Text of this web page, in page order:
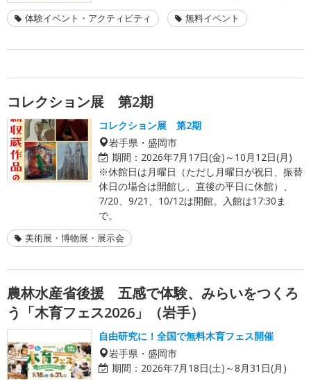
体験イベント・アクティビティ 無料イベント
コレクション展 第2期
コレクション展 第2期
岩手県・盛岡市
期間： 2026年7月17日(金)～10月12日(月)
※休館日は月曜日（ただし月曜日が祝日、振替
休日の場合は開館し、直後の平日に休館）、
7/20、9/21、10/12は開館。入館は17:30ま
で。
美術展・博物展・展示会
農林水産省後援 五感で体験、みらいをつくろ
う「木育フェス2026」（岩手）
自由研究に！全国で無料木育フェス開催
岩手県・盛岡市
期間： 2026年7月18日(土)～8月31日(月)